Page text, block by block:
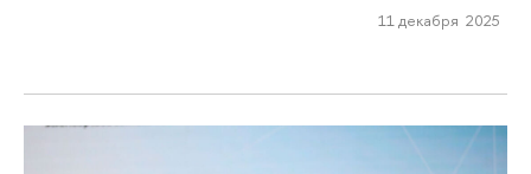
11 декабря 2025